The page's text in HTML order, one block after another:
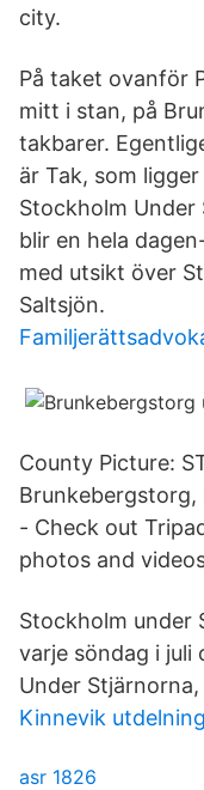
city.
På taket ovanför
mitt i stan, på
takbarer.
är Tak, som
Stockholm
blir en hela
med utsikt över
Saltsjön.
County Picture:
Brunkebergstorg,
- Check out
photos and
Stockholm under
varje söndag i juli
Under
Kinnevik
asr 1826